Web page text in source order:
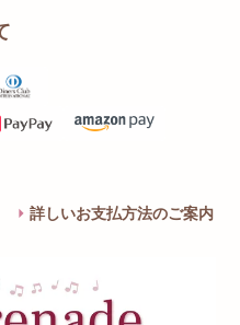
詳しいお支払方法のご案内